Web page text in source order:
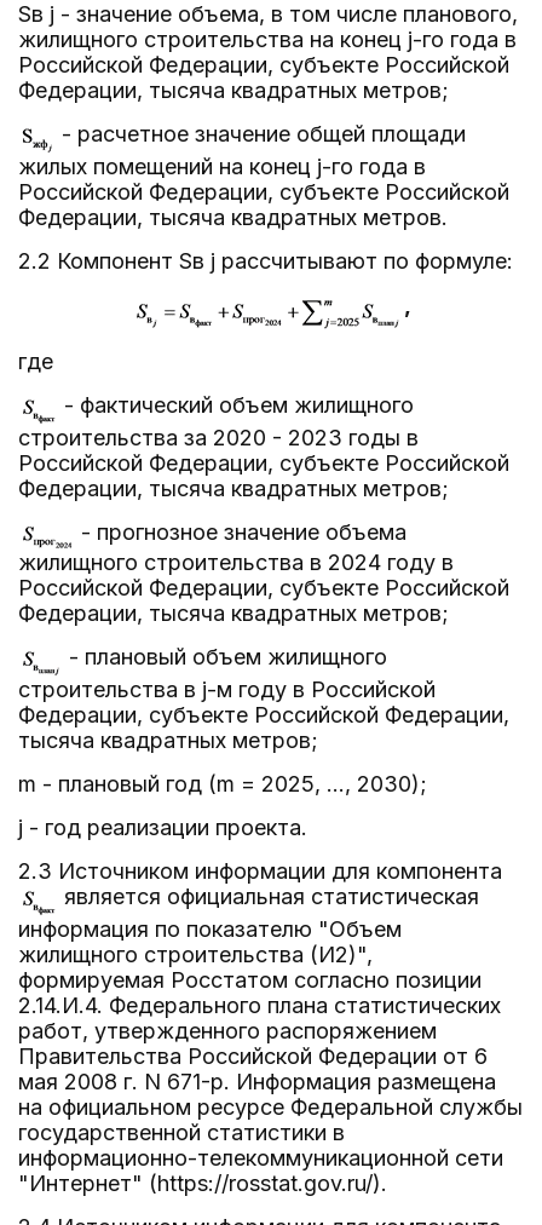
Sв j - значение объема, в том числе планового,
жилищного строительства на конец j-го года в
Российской Федерации, субъекте Российской
Федерации, тысяча квадратных метров;
- расчетное значение общей площади
жилых помещений на конец j-го года в
Российской Федерации, субъекте Российской
Федерации, тысяча квадратных метров.
2.2 Компонент Sв j рассчитывают по формуле:
где
- фактический объем жилищного
строительства за 2020 - 2023 годы в
Российской Федерации, субъекте Российской
Федерации, тысяча квадратных метров;
- прогнозное значение объема
жилищного строительства в 2024 году в
Российской Федерации, субъекте Российской
Федерации, тысяча квадратных метров;
- плановый объем жилищного
строительства в j-м году в Российской
Федерации, субъекте Российской Федерации,
тысяча квадратных метров;
m - плановый год (m = 2025, ..., 2030);
j - год реализации проекта.
2.3 Источником информации для компонента
является официальная статистическая
информация по показателю "Объем
жилищного строительства (И2)",
формируемая Росстатом согласно позиции
2.14.И.4. Федерального плана статистических
работ, утвержденного распоряжением
Правительства Российской Федерации от 6
мая 2008 г. N 671-р. Информация размещена
на официальном ресурсе Федеральной службы
государственной статистики в
информационно-телекоммуникационной сети
"Интернет" (https://rosstat.gov.ru/).